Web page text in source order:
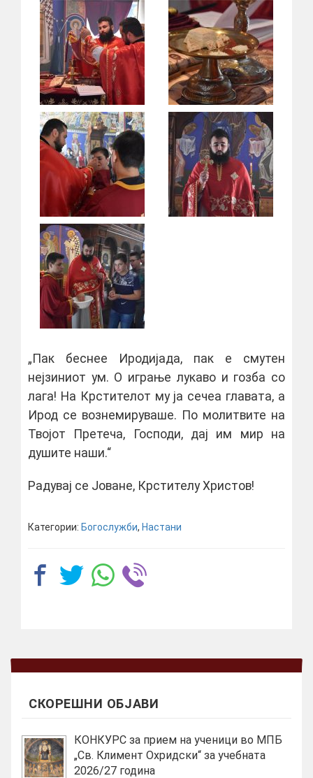
„Пак беснее Иродијада, пак е смутен
нејзиниот ум. О играње лукаво и гозба со
лага! На Крстителот му ја сечеа главата, а
Ирод се вознемируваше. По молитвите на
Твојот Претеча, Господи, дај им мир на
душите наши.“
Радувај се Јоване, Крстителу Христов!
Категории: Богослужби, Настани
СКОРЕШНИ ОБЈАВИ
КОНКУРС за прием на ученици во МПБ
„Св. Климент Охридски“ за учебната
2026/27 година